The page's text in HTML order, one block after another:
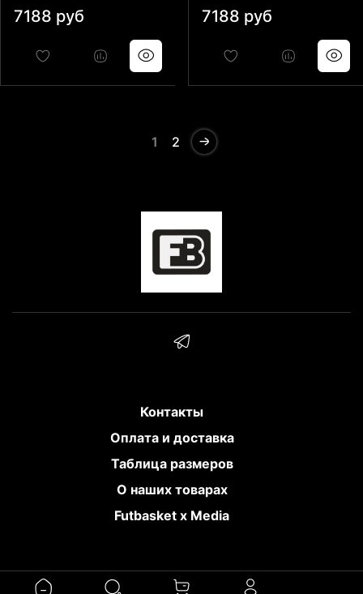
7188 руб 7188 руб
1 2
Контакты
Оплата и доставка
Таблица размеров
О наших товарах
Futbasket x Media